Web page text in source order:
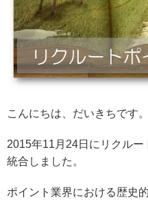
こんにちは、だいきちです。
2015年11月24日にリクル
統合しました。
ポイント業界における歴史